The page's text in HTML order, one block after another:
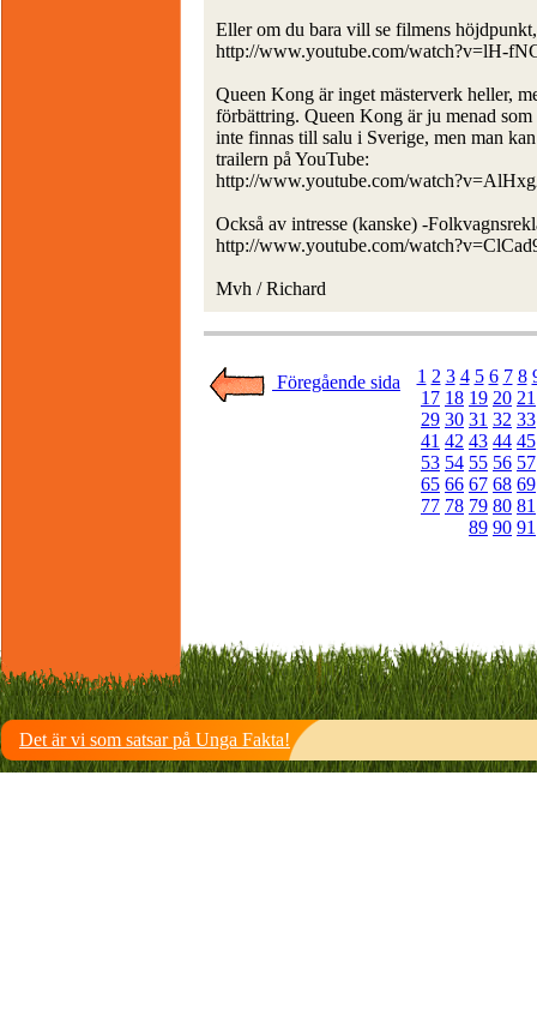
Eller om du bara vill se filmens
http://www.youtube.com/watch?v=lH-
Queen Kong är inget mästerverk heller,
förbättring. Queen Kong är ju menad
inte finnas till salu i Sverige, men man
trailern på YouTube:
http://www.youtube.com/
Också av intresse (kanske) -
http://www.youtube.com/
Mvh / Richard
Föregående sida 1 2 3 4 5 6 7 8
17 18 19 20 21
29 30 31 32 33
41 42 43 44 45
53 54 55 56 57
65 66 67 68 69
77 78 79 80 81
89 90 91
Det är vi som satsar på Unga Fakta!